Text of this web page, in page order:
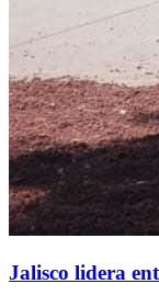
Jalisco lidera